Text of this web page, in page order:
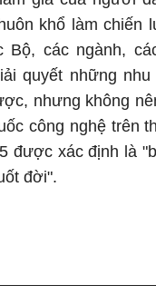
khổ làm chiến
Bộ, các ngành,
quyết những
nhưng không
công nghệ trên
được xác định là
đời".